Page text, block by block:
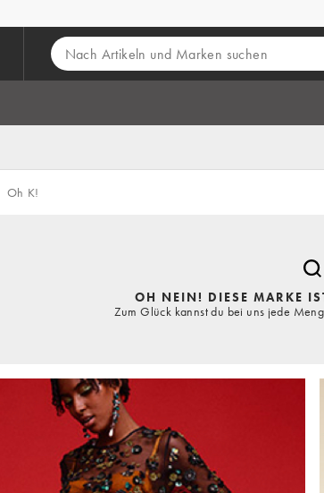
Oh K!
OH NEIN! DIESE MARKE
Zum Glück kannst du bei uns jede